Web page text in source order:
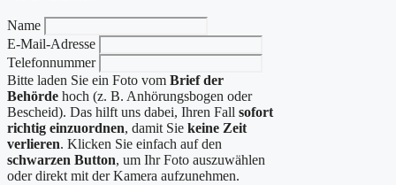
Name
E-Mail-Adresse
Telefonnummer
Bitte laden Sie ein Foto vom Brief der
Behörde hoch (z. B. Anhörungsbogen oder
Bescheid). Das hilft uns dabei, Ihren Fall sofort
richtig einzuordnen, damit Sie keine Zeit
verlieren. Klicken Sie einfach auf den
schwarzen Button, um Ihr Foto auszuwählen
oder direkt mit der Kamera aufzunehmen.